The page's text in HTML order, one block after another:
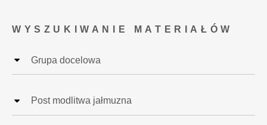
WYSZUKIWANIE MATERIAŁÓW